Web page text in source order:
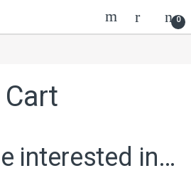
0
Cart
interested in…